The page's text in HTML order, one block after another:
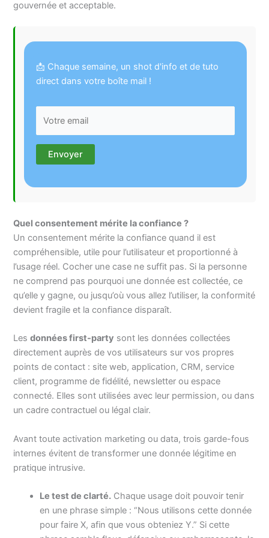
gouvernée et acceptable.
📩 Chaque semaine, un shot d'info et de tuto
direct dans votre boîte mail !
Quel consentement mérite la confiance ?
Un consentement mérite la confiance quand il est
compréhensible, utile pour l’utilisateur et proportionné à
l’usage réel. Cocher une case ne suffit pas. Si la personne
ne comprend pas pourquoi une donnée est collectée, ce
qu’elle y gagne, ou jusqu’où vous allez l’utiliser, la conformité
devient fragile et la confiance disparaît.
Lesdonnées first-party sont les données collectées
directement auprès de vos utilisateurs sur vos propres
points de contact : site web, application, CRM, service
client, programme de fidélité, newsletter ou espace
connecté. Elles sont utilisées avec leur permission, ou dans
un cadre contractuel ou légal clair.
Avant toute activation marketing ou data, trois garde-fous
internes évitent de transformer une donnée légitime en
pratique intrusive.
Le test de clarté. Chaque usage doit pouvoir tenir
en une phrase simple : “Nous utilisons cette donnée
pour faire X, afin que vous obteniez Y.” Si cette